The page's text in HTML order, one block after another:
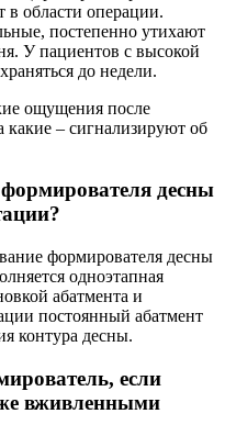
в области операции.
постепенно утихают
У пациентов с высокой
до недели.
ощущения после
– сигнализируют об
десны
формирователя десны
одноэтапная
абатмента и
постоянный абатмент
контура десны.
если
вживленными